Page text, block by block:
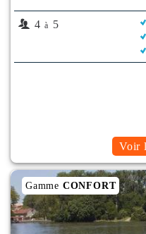
4 à 5
Voir
Gamme CONFORT